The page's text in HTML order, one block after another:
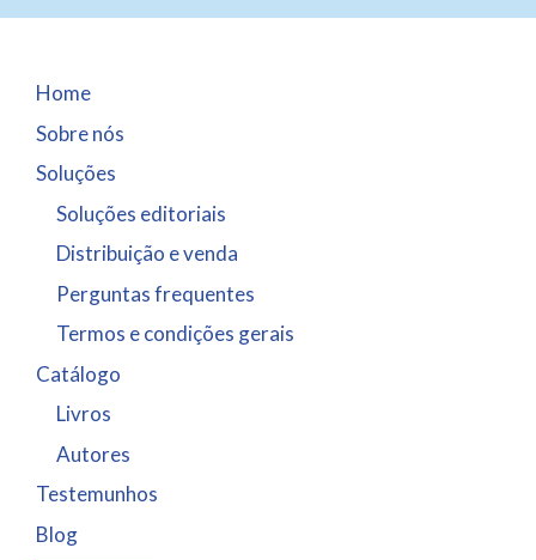
Home
Sobre nós
Soluções
Soluções editoriais
Distribuição e venda
Perguntas frequentes
Termos e condições gerais
Catálogo
Livros
Autores
Testemunhos
Blog